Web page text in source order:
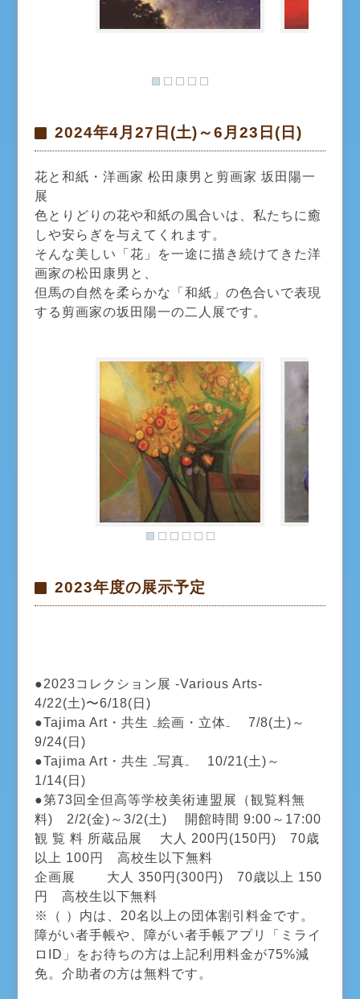
2024年4月27日(土)～6月23日(日)
花と和紙・洋画家 松田康男と剪画家 坂田陽一
展
色とりどりの花や和紙の風合いは、私たちに癒
しや安らぎを与えてくれます。
そんな美しい「花」を一途に描き続けてきた洋
画家の松田康男と、
但馬の自然を柔らかな「和紙」の色合いで表現
する剪画家の坂田陽一の二人展です。
2023年度の展示予定
●2023コレクション展 -Various Arts-
4/22(土)〜6/18(日)
●Tajima Art・共生 ₋絵画・立体₋ 7/8(土)～
9/24(日)
●Tajima Art・共生 ₋写真₋ 10/21(土)～
1/14(日)
​●第73回全但高等学校美術連盟展（観覧料無
料) 2/2(金)～3/2(土) 開館時間 9:00～17:00
観 覧 料 所蔵品展 大人 200円(150円) 70歳
以上 100円 高校生以下無料
企画展 大人 350円(300円) 70歳以上 150
円 高校生以下無料
※（ ）内は、20名以上の団体割引料金です。
障がい者手帳や、障がい者手帳アプリ「ミライ
ロID」をお待ちの方は上記利用料金が75%減
免。介助者の方は無料です。